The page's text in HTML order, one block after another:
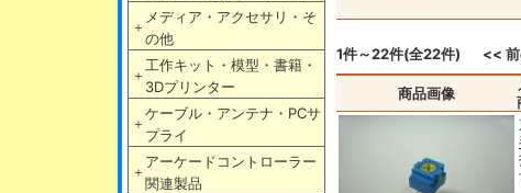
＋
メディア・アクセサリ・そ
の他
＋
工作キット・模型・書籍・
3Dプリンター
＋
ケーブル・アンテナ・PCサ
プライ
＋
アーケードコントローラー
関連製品
1件～22件(全22件) <<
商品画像